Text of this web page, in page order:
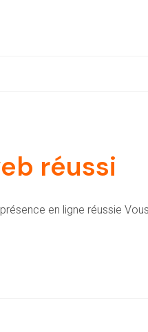
réussi
en ligne réussie